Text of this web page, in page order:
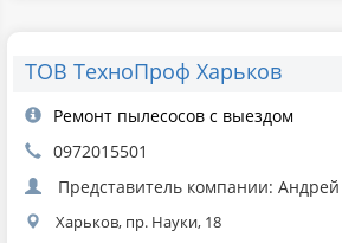
ТОВ ТехноПроф Харьков
Ремонт пылесосов с выездом
0972015501
Представитель компании: Андрей
Харьков, пр. Науки, 18